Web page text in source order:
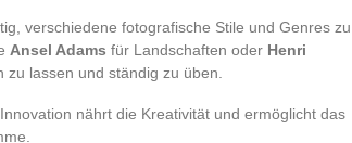
verschiedene fotografische Stile und Genres zu
Ansel Adams für Landschaften oder Henri
lassen und ständig zu üben.
nährt die Kreativität und ermöglicht das